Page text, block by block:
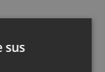
sus